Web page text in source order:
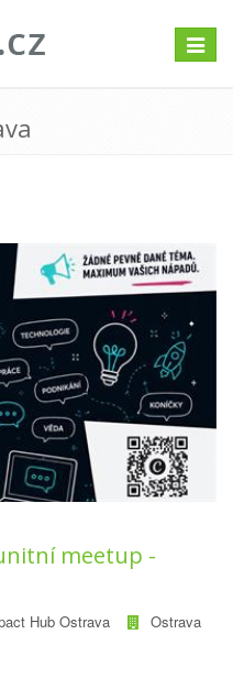
meetup -
Hub Ostrava
Ostrava